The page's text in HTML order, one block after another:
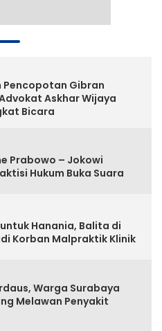
Pencopotan Gibran
Askhar Wijaya
Bicara
Prabowo – Jokowi
Hukum Buka Suara
Hanania, Balita di
Korban Malpraktik Klinik
Warga Surabaya
Melawan Penyakit